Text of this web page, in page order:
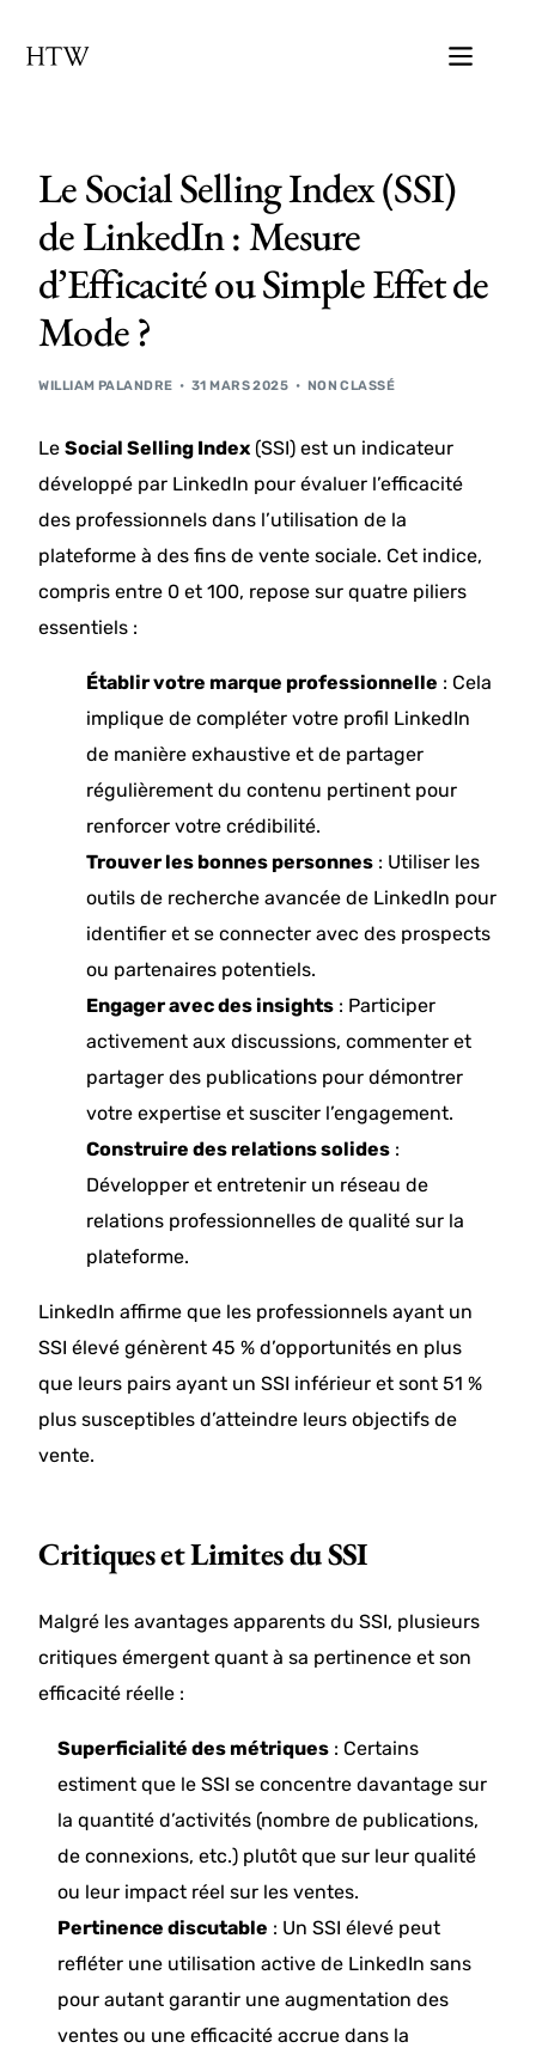
Le Social Selling Index (SSI)
de LinkedIn : Mesure
d’Efficacité ou Simple Effet de
Mode ?
WILLIAM PALANDRE 31 MARS 2025 NON CLASSÉ
LeSocial Selling Index (SSI) est un indicateur
développé par LinkedIn pour évaluer l’efficacité
des professionnels dans l’utilisation de la
plateforme à des fins de vente sociale. Cet indice,
compris entre 0 et 100, repose sur quatre piliers
essentiels :​
Établir votre marque professionnelle : Cela
implique de compléter votre profil LinkedIn
de manière exhaustive et de partager
régulièrement du contenu pertinent pour
renforcer votre crédibilité. ​
Trouver les bonnes personnes : Utiliser les
outils de recherche avancée de LinkedIn pour
identifier et se connecter avec des prospects
ou partenaires potentiels. ​
Engager avec des insights : Participer
activement aux discussions, commenter et
partager des publications pour démontrer
votre expertise et susciter l’engagement.
Construire des relations solides :
Développer et entretenir un réseau de
relations professionnelles de qualité sur la
plateforme.
LinkedIn affirme que les professionnels ayant un
SSI élevé génèrent 45 % d’opportunités en plus
que leurs pairs ayant un SSI inférieur et sont 51 %
plus susceptibles d’atteindre leurs objectifs de
vente.
Critiques et Limites du SSI
Malgré les avantages apparents du SSI, plusieurs
critiques émergent quant à sa pertinence et son
efficacité réelle :​
Superficialité des métriques : Certains
estiment que le SSI se concentre davantage sur
la quantité d’activités (nombre de publications,
de connexions, etc.) plutôt que sur leur qualité
ou leur impact réel sur les ventes. ​
Pertinence discutable : Un SSI élevé peut
refléter une utilisation active de LinkedIn sans
pour autant garantir une augmentation des
ventes ou une efficacité accrue dans la